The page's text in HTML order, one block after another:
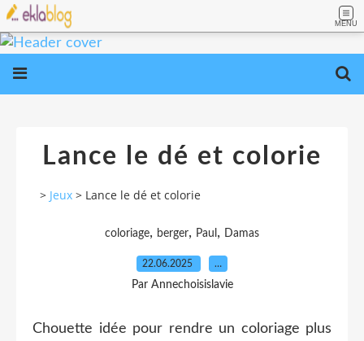
MENU
Lance le dé et colorie
> Jeux > Lance le dé et colorie
coloriage, berger, Paul , Damas
22.06.2025 …
Par Annechoisislavie
Chouette idée pour rendre un coloriage plus